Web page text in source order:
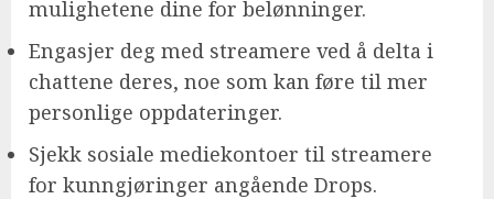
mulighetene dine for belønninger.
Engasjer deg med streamere ved å delta i
chattene deres, noe som kan føre til mer
personlige oppdateringer.
Sjekk sosiale mediekontoer til streamere
for kunngjøringer angående Drops.